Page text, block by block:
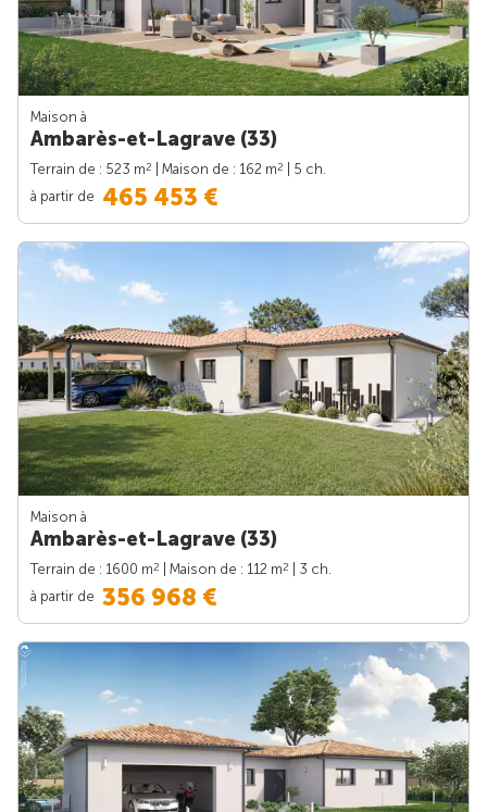
Maison à
Ambarès-et-Lagrave (33)
Terrain de : 523 m2 | Maison de : 162 m2
| 5 ch.
à partir de 465 453 €
Maison à
Ambarès-et-Lagrave (33)
Terrain de : 1600 m2 | Maison de : 112 m2
| 3 ch.
à partir de 356 968 €